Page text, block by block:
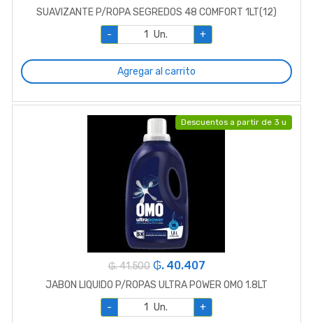
SUAVIZANTE P/ROPA SEGREDOS 48 COMFORT 1LT(12)
-
Un. +
Agregar al carrito
Descuentos a partir de 3 u
₲. 41.500 ₲. 40.407
JABON LIQUIDO P/ROPAS ULTRA POWER OMO 1.8LT
-
Un. +